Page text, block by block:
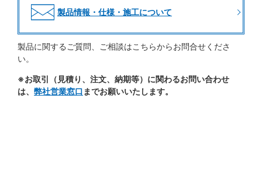
製品情報・仕様・施工について
製品に関するご質問、ご相談はこちらからお問合せくださ
い。
※お取引（見積り、注文、納期等）に関わるお問い合わせ
は、 弊社営業窓口 までお願いいたします。